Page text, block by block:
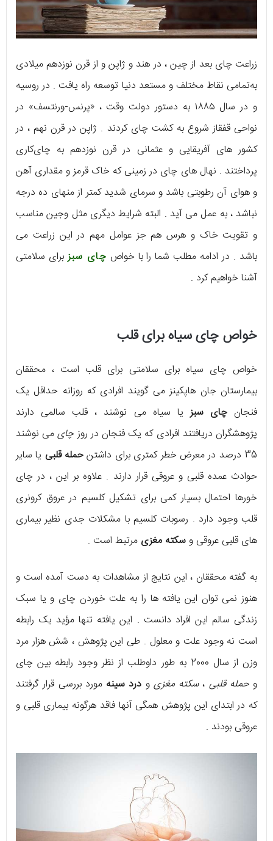
زراعت چای بعد از چین ، در هند و ژاپن و از قرن نوزدهم میلادی
به‌تمامی نقاط مختلف و مستعد دنیا توسعه راه یافت . در روسیه
و در سال ۱۸۸۵ به دستور دولت وقت ، «پرنس-ورنتسف» در
نواحی قفقاز شروع به کشت چای کردند . ژاپن در قرن نهم ، در
کشور های آفریقایی و عثمانی در قرن نوزدهم به چای‌کاری
پرداختند . نهال‌ های چای در زمینی که خاک قرمز و مقداری آهن
و هوای آن رطوبتی باشد و سرمای شدید کمتر از منهای ده درجه
نباشد ، به عمل می‌ آید . البته شرایط دیگری مثل وجین مناسب
و تقویت خاک و هرس هم جز عوامل مهم در این زراعت می‌
باشد . در ادامه مطلب شما را با خواص چای سبزبرای سلامتی
آشنا خواهیم کرد .
خواص چای سیاه برای قلب
خواص چای سیاه برای سلامتی برای قلب است ، محققان
بیمارستان جان هاپکینز می گویند افرادی که روزانه حداقل یک
فنجانچای سبزیا سیاه می نوشند ، قلب سالمی دارند
پژوهشگران دریافتند افرادی که یک فنجان در روزچایمی نوشند
35 درصد در معرض خطر کمتری برای داشتن
حمله قلبی یا سایر
حوادث عمده قلبی و عروقی قرار دارند . علاوه بر این ، در چای
خورها احتمال بسیار کمی برای تشکیل کلسیم در عروق کرونری
قلب وجود دارد . رسوبات کلسیم با مشکلات جدی نظیر بیماری
های قلبی عروقی وسکته مغزی مرتبط است .
به گفته محققان ، این نتایج از مشاهدات به دست آمده است و
هنوز نمی توان این یافته ها را به علت خوردن چای و یا سبک
زندگی سالم این افراد دانست . این یافته تنها مؤید یک رابطه
است نه وجود علت و معلول . طی این پژوهش ، شش هزار مرد
وزن از سال 2000 به طور داوطلب از نظر وجود رابطه بین چای
وحمله قلبی ،سکته مغزی و درد سینه مورد بررسی قرار گرفتند
که در ابتدای این پژوهش همگی آنها فاقد هرگونه بیماری قلبی و
عروقی بودند .